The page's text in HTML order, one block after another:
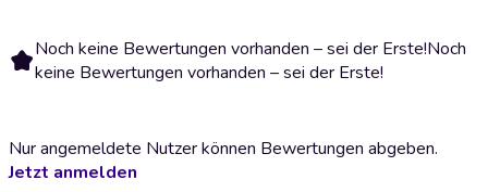
Noch keine Bewertungen vorhanden – sei der Erste!Noch
keine Bewertungen vorhanden – sei der Erste!
Nur angemeldete Nutzer können Bewertungen abgeben.
Jetzt anmelden